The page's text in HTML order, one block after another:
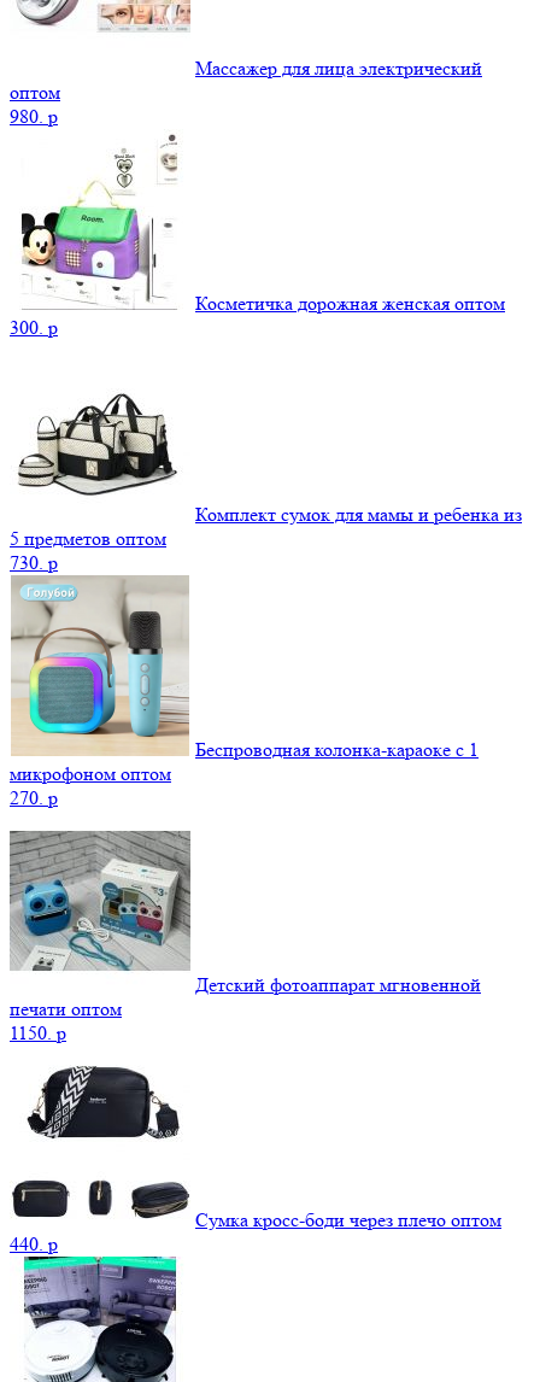
Массажер для лица электрический
оптом
980. p
Косметичка дорожная женская оптом
300. p
Комплект сумок для мамы и ребенка из
5 предметов оптом
730. p
Беспроводная колонка-караоке с 1
микрофоном оптом
270. p
Детский фотоаппарат мгновенной
печати оптом
1150. p
Сумка кросс-боди через плечо оптом
440. p